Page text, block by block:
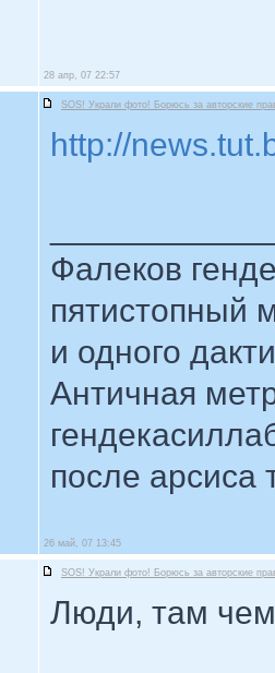
28 апр, 07 22:57
SOS! Украли фото! Борюсь за авторские
http://
Фалеков
пятистопный
и одного
Античная
после арсиса
26 май, 07 13:45
SOS! Украли фото! Борюсь за авторские
Люди, там чем